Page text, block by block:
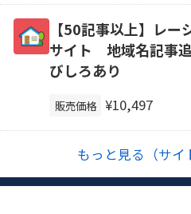
【50記事以上】レ
サイト 地域名記事
びしろあり
販売価格 ¥10,497
もっと見る（サイ